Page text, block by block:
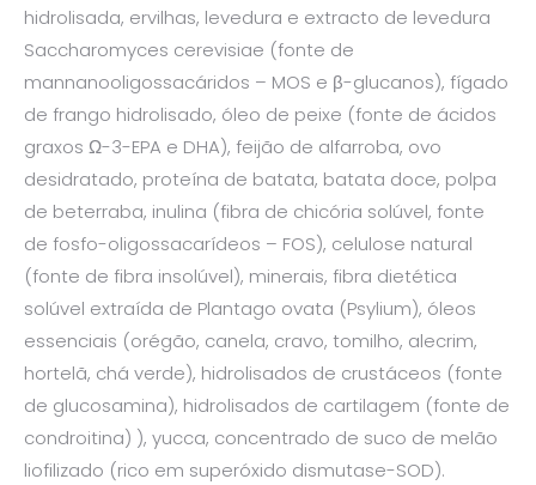
hidrolisada, ervilhas, levedura e extracto de levedura
Saccharomyces cerevisiae (fonte de
mannanooligossacáridos – MOS e β-glucanos), fígado
de frango hidrolisado, óleo de peixe (fonte de ácidos
graxos Ω-3-EPA e DHA), feijão de alfarroba, ovo
desidratado, proteína de batata, batata doce, polpa
de beterraba, inulina (fibra de chicória solúvel, fonte
de fosfo-oligossacarídeos – FOS), celulose natural
(fonte de fibra insolúvel), minerais, fibra dietética
solúvel extraída de Plantago ovata (Psylium), óleos
essenciais (orégão, canela, cravo, tomilho, alecrim,
hortelã, chá verde), hidrolisados de crustáceos (fonte
de glucosamina), hidrolisados de cartilagem (fonte de
condroitina) ), yucca, concentrado de suco de melão
liofilizado (rico em superóxido dismutase-SOD).